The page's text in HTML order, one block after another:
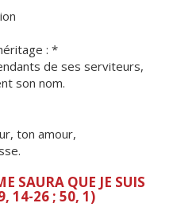
: *
de ses serviteurs,
son nom.
ton amour,
SAURA QUE JE SUIS
14-26 ; 50, 1)